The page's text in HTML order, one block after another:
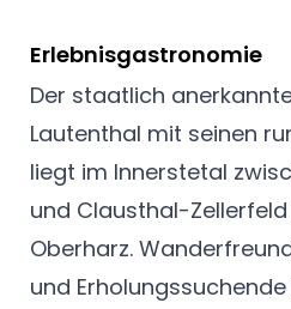
Erlebnisgastronomie
Der staatlich
Lautenthal mit seinen
liegt im Innerstetal
und Clausthal-
Oberharz.
und